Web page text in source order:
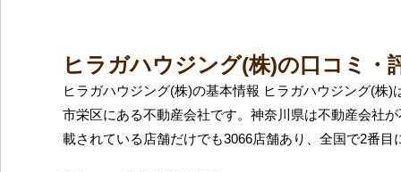
ヒラガハウジング(株)の口コミ・
ヒラガハウジング(株)の基本情報 ヒラガハウジング(株)
市栄区にある不動産会社です。神奈川県は不動産会社
載されている店舗だけでも3066店舗あり、全国で2番目